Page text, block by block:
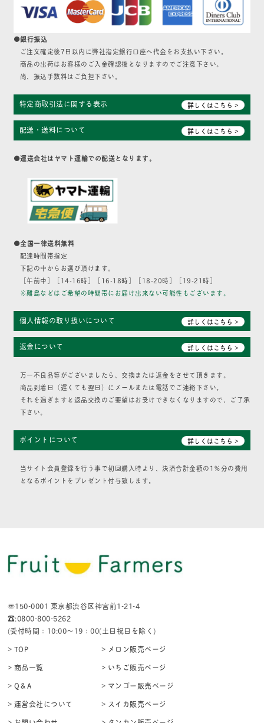
●銀行振込
ご注文確定後7日以内に弊社指定銀行口座へ代金をお支払い下さい。
商品の出荷はお客様のご入金確認後となりますのでご注意下さい。
尚、振込手数料はご負担下さい。
特定商取引法に関する表示 詳しくはこちら >
配送・送料について 詳しくはこちら >
●運送会社はヤマト運輸での配送となります。
●全国一律送料無料
配達時間帯指定
下記の中からお選び頂けます。
［午前中］［14-16時］［16-18時］［18-20時］［19-21時］
※離島などはご希望の時間帯にお届け出来ない可能性もございます。
個人情報の取り扱いについて 詳しくはこちら >
返金について 詳しくはこちら >
万一不良品等がございましたら、交換または返金をさせて頂きます。
商品到着日（遅くても翌日）にメールまたは電話でご連絡下さい。
それを過ぎますと返品交換のご要望はお受けできなくなりますので、ご了承
下さい。
ポイントについて 詳しくはこちら >
当サイト会員登録を行う事で初回購入時より、決済合計金額の1％分の費用
となるポイントをプレゼント付与致します。
〒150-0001 東京都渋谷区神宮前1-21-4
☎:0800-800-5262
(受付時間：10:00〜19：00(土日祝日を除く)
> TOP
> 商品一覧
> Q＆A
> 運営会社について
> メロン販売ページ
> いちご販売ページ
> マンゴー販売ページ
> スイカ販売ページ